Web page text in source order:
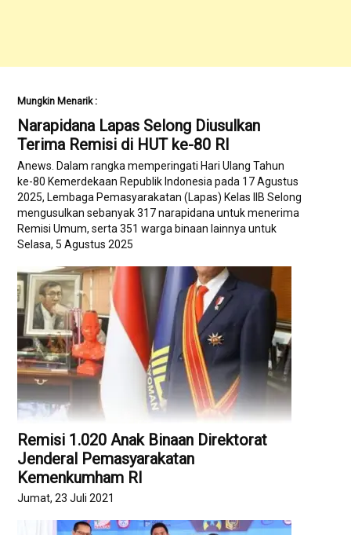
Mungkin Menarik :
Narapidana Lapas Selong Diusulkan
Terima Remisi di HUT ke-80 RI
Anews. Dalam rangka memperingati Hari Ulang Tahun
ke-80 Kemerdekaan Republik Indonesia pada 17 Agustus
2025, Lembaga Pemasyarakatan (Lapas) Kelas IIB Selong
mengusulkan sebanyak 317 narapidana untuk menerima
Remisi Umum, serta 351 warga binaan lainnya untuk
mendapatkan Remisi Dasawarsa. ‎ Hal tersebut
Sihabudin,…
Selasa, 5 Agustus 2025
Remisi 1.020 Anak Binaan Direktorat
Jenderal Pemasyarakatan
Kemenkumham RI
Jumat, 23 Juli 2021